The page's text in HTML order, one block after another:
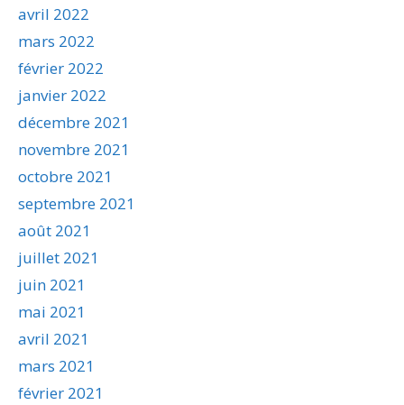
avril 2022
mars 2022
février 2022
janvier 2022
décembre 2021
novembre 2021
octobre 2021
septembre 2021
août 2021
juillet 2021
juin 2021
mai 2021
avril 2021
mars 2021
février 2021